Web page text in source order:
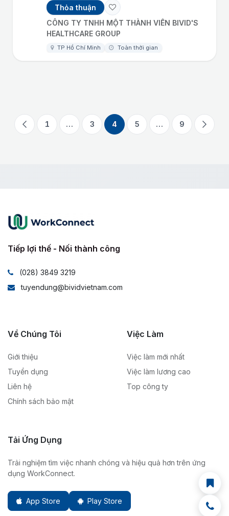
Thỏa thuận
CÔNG TY TNHH MỘT THÀNH VIÊN BIVID'S
HEALTHCARE GROUP
TP Hồ Chí Minh Toàn thời gian
1 … 3 4 5 … 9
Tiếp lợi thế - Nối thành công
(028) 3849 3219
tuyendung@bividvietnam.com
Về Chúng Tôi
Giới thiệu
Tuyển dụng
Liên hệ
Chính sách bảo mật
Việc Làm
Việc làm mới nhất
Việc làm lương cao
Top công ty
Tải Ứng Dụng
Trải nghiệm tìm việc nhanh chóng và hiệu quả hơn trên ứng
dụng WorkConnect.
App Store Play Store